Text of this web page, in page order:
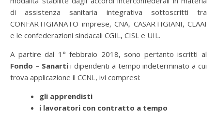
di assistenza sanitaria integrativa sottoscritti tra
CONFARTIGIANATO imprese, CNA, CASARTIGIANI, CLAAI
e le confederazioni sindacali CGIL, CISL e UIL.
A partire dal 1° febbraio 2018, sono pertanto iscritti al
Fondo – Sanartii dipendenti a tempo indeterminato a cui
trova applicazione il CCNL, ivi compresi:
gli apprendisti
i lavoratori con contratto a tempo